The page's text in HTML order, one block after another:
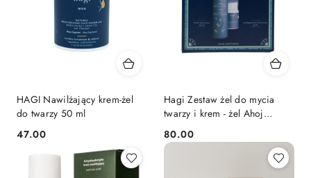
HAGI Nawilżający krem-żel
do twarzy 50 ml
Cena:
47.00
Hagi Zestaw żel do mycia
twarzy i krem - żel Ahoj
Kapitanie
Cena:
80.00